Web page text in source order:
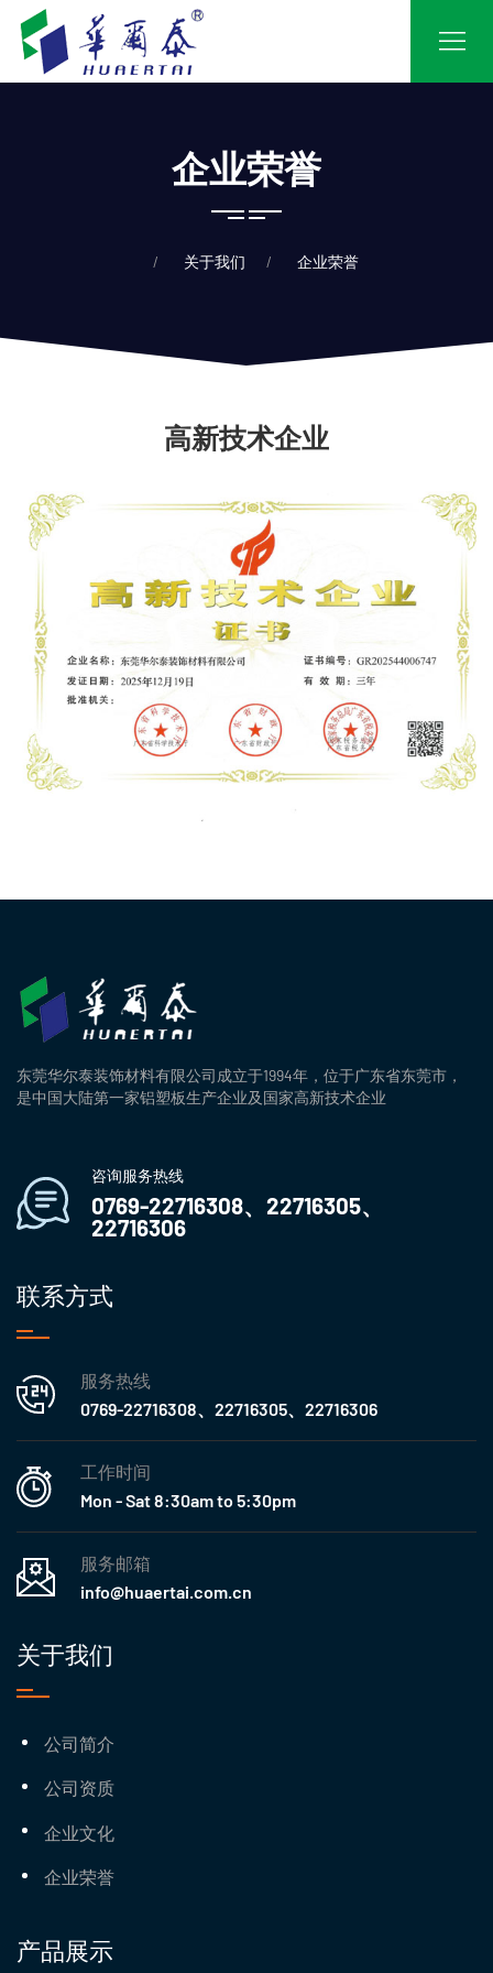
企业荣誉
关于我们 企业荣誉
高新技术企业
东莞华尔泰装饰材料有限公司成立于1994年，位于广东省东莞市，
是中国大陆第一家铝塑板生产企业及国家高新技术企业
咨询服务热线
0769-22716308、22716305、
22716306
联系方式
服务热线
0769-22716308、22716305、22716306
工作时间
Mon - Sat 8:30am to 5:30pm
服务邮箱
info@huaertai.com.cn
关于我们
公司简介
公司资质
企业文化
企业荣誉
产品展示